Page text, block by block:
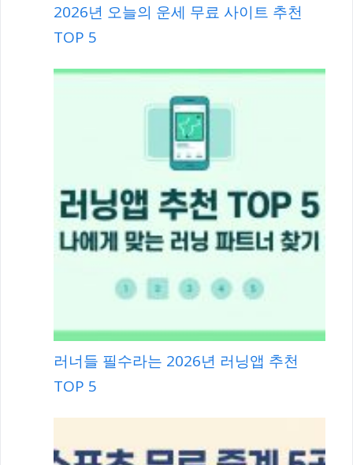
2026년 오늘의 운세 무료 사이트 추천
TOP 5
러너들 필수라는 2026년 러닝앱 추천
TOP 5